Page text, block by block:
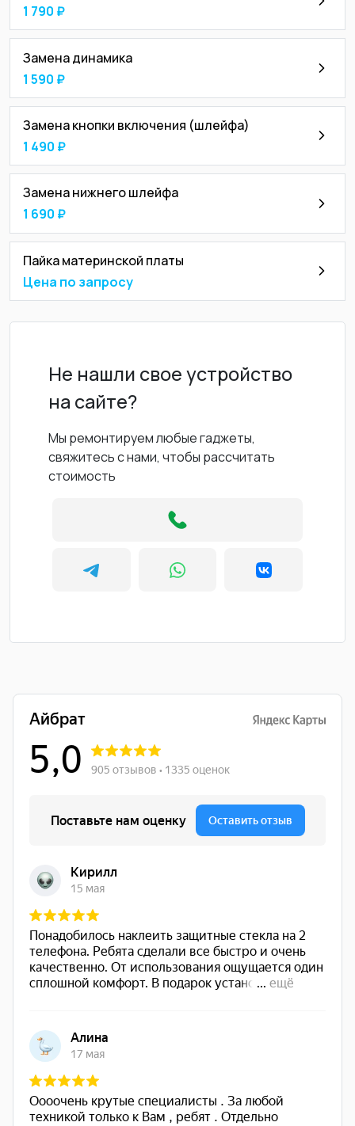
1 790 ₽
Замена динамика
1 590 ₽
Замена кнопки включения (шлейфа)
1 490 ₽
Замена нижнего шлейфа
1 690 ₽
Пайка материнской платы
Цена по запросу
Не нашли свое устройство
на сайте?
Мы ремонтируем любые гаджеты,
свяжитесь с нами, чтобы рассчитать
стоимость